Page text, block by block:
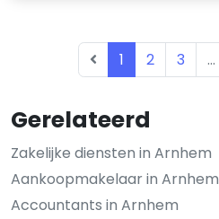
Gerelateerd
Zakelijke diensten in Arnhem
Aankoopmakelaar in Arnhem
Accountants in Arnhem
1 2 3 ...